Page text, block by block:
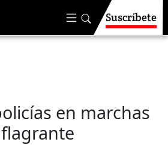
Suscríbete
en marchas